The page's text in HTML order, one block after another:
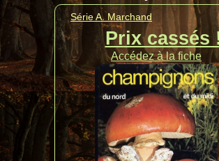
Série A. Marchand
Prix cassés
Accédez à la fiche